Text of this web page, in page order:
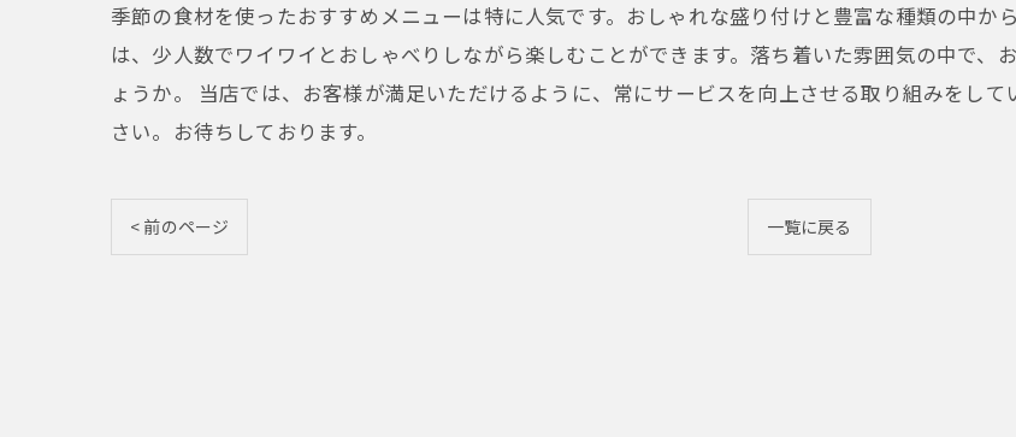
季節の食材を使ったおすすめメニューは特に人気です。おしゃれな盛り付けと豊富な種類の中か
は、少人数でワイワイとおしゃべりしながら楽しむことができます。落ち着いた雰囲気の中で、
ょうか。 当店では、お客様が満足いただけるように、常にサービスを向上させる取り組みをし
さい。お待ちしております。
< 前のページ 一覧に戻る